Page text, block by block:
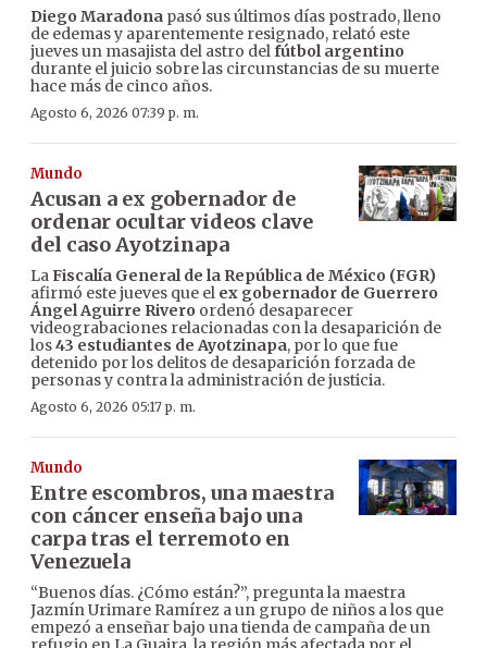
Diego Maradona pasó sus últimos días postrado, lleno
de edemas y aparentemente resignado, relató este
jueves un masajista del astro delfútbol argentino
durante el juicio sobre las circunstancias de su muerte
hace más de cinco años.
Agosto 6, 2026 07:39 p. m.
Mundo
Acusan a ex gobernador de
ordenar ocultar videos clave
del caso Ayotzinapa
LaFiscalía General de la República de México (FGR)
afirmó este jueves que el ex gobernador de Guerrero
Ángel Aguirre Rivero ordenó desaparecer
videograbaciones relacionadas con la desaparición de
los43 estudiantes de Ayotzinapa, por lo que fue
detenido por los delitos de desaparición forzada de
personas y contra la administración de justicia.
Agosto 6, 2026 05:17 p. m.
Mundo
Entre escombros, una maestra
con cáncer enseña bajo una
carpa tras el terremoto en
Venezuela
“Buenos días. ¿Cómo están?”, pregunta la maestra
Jazmín Urimare Ramírez a un grupo de niños a los que
empezó a enseñar bajo una tienda de campaña de un